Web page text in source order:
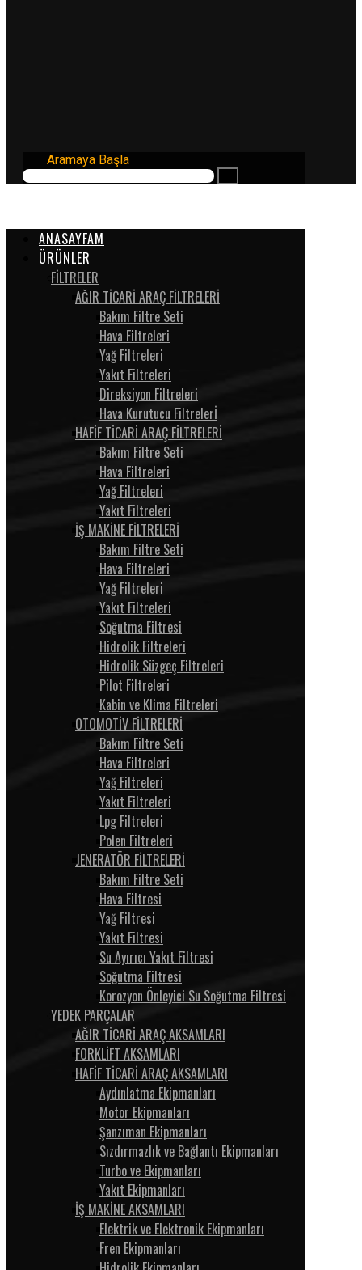
Aramaya Başla
ANASAYFAM
ÜRÜNLER
FİLTRELER
AĞIR TİCARİ ARAÇ FİLTRELERİ
Bakım Filtre Seti
Hava Filtreleri
Yağ Filtreleri
Yakıt Filtreleri
Direksiyon Filtreleri
Hava Kurutucu Filtrelerİ
HAFİF TİCARİ ARAÇ FİLTRELERİ
Bakım Filtre Seti
Hava Filtreleri
Yağ Filtreleri
Yakıt Filtreleri
İŞ MAKİNE FİLTRELERİ
Bakım Filtre Seti
Hava Filtreleri
Yağ Filtreleri
Yakıt Filtreleri
Soğutma Filtresi
Hidrolik Filtreleri
Hidrolik Süzgeç Filtreleri
Pilot Filtreleri
Kabin ve Klima Filtreleri
OTOMOTİV FİLTRELERİ
Bakım Filtre Seti
Hava Filtreleri
Yağ Filtreleri
Yakıt Filtreleri
Lpg Filtreleri
Polen Filtreleri
JENERATÖR FİLTRELERİ
Bakım Filtre Seti
Hava Filtresi
Yağ Filtresi
Yakıt Filtresi
Su Ayırıcı Yakıt Filtresi
Soğutma Filtresi
Korozyon Önleyici Su Soğutma Filtresi
YEDEK PARÇALAR
AĞIR TİCARİ ARAÇ AKSAMLARI
FORKLİFT AKSAMLARI
HAFİF TİCARİ ARAÇ AKSAMLARI
Aydınlatma Ekipmanları
Motor Ekipmanları
Şanzıman Ekipmanları
Sızdırmazlık ve Bağlantı Ekipmanları
Turbo ve Ekipmanları
Yakıt Ekipmanları
İŞ MAKİNE AKSAMLARI
Elektrik ve Elektronik Ekipmanları
Fren Ekipmanları